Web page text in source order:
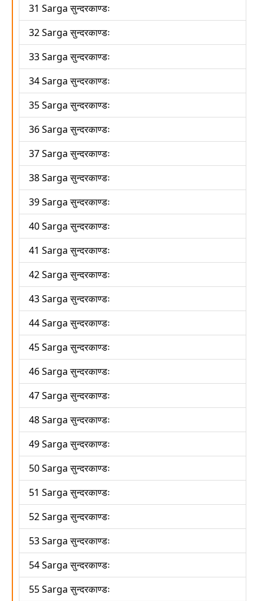
31 Sarga सुन्दरकाण्डः
32 Sarga सुन्दरकाण्डः
33 Sarga सुन्दरकाण्डः
34 Sarga सुन्दरकाण्डः
35 Sarga सुन्दरकाण्डः
36 Sarga सुन्दरकाण्डः
37 Sarga सुन्दरकाण्डः
38 Sarga सुन्दरकाण्डः
39 Sarga सुन्दरकाण्डः
40 Sarga सुन्दरकाण्डः
41 Sarga सुन्दरकाण्डः
42 Sarga सुन्दरकाण्डः
43 Sarga सुन्दरकाण्डः
44 Sarga सुन्दरकाण्डः
45 Sarga सुन्दरकाण्डः
46 Sarga सुन्दरकाण्डः
47 Sarga सुन्दरकाण्डः
48 Sarga सुन्दरकाण्डः
49 Sarga सुन्दरकाण्डः
50 Sarga सुन्दरकाण्डः
51 Sarga सुन्दरकाण्डः
52 Sarga सुन्दरकाण्डः
53 Sarga सुन्दरकाण्डः
54 Sarga सुन्दरकाण्डः
55 Sarga सुन्दरकाण्डः